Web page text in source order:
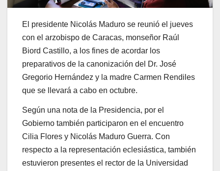
El presidente Nicolás Maduro se reunió el jueves
con el arzobispo de Caracas, monseñor Raúl
Biord Castillo, a los fines de acordar los
preparativos de la canonización del Dr. José
Gregorio Hernández y la madre Carmen Rendiles
que se llevará a cabo en octubre.
Según una nota de la Presidencia, por el
Gobierno también participaron en el encuentro
Cilia Flores y Nicolás Maduro Guerra. Con
respecto a la representación eclesiástica, también
estuvieron presentes el rector de la Universidad